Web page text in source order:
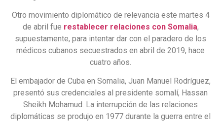
Otro movimiento diplomático de relevancia este martes 4
de abril fue restablecer relaciones con Somalia,
supuestamente, para intentar dar con el paradero de los
médicos cubanos secuestrados en abril de 2019, hace
cuatro años.
El embajador de Cuba en Somalia, Juan Manuel Rodríguez,
presentó sus credenciales al presidente somalí, Hassan
Sheikh Mohamud. La interrupción de las relaciones
diplomáticas se produjo en 1977 durante la guerra entre el